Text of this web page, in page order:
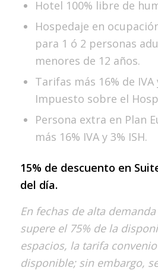
Hotel 100% libre de
Hospedaje en
para 1 ó 2 personas
menores de 12 años.
Tarifas más 16% de IVA
Impuesto sobre el
Persona extra en Plan
más 16% IVA y 3% ISH.
15% de descuento en
del día.
En fechas de alta
supere el 75% de la
espacios, la tarifa
disponible; sin embargo,